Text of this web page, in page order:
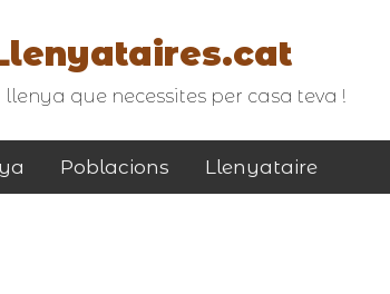
llenya que necessites per casa teva !
Poblacions Llenyataire